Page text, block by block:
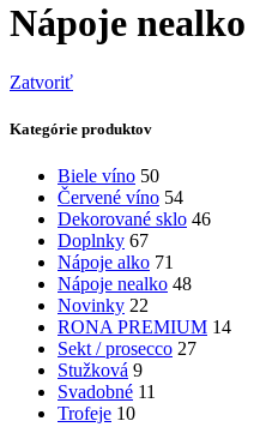
Nápoje nealko
Zatvoriť
Kategórie produktov
Biele víno 50
Červené víno 54
Dekorované sklo 46
Doplnky 67
Nápoje alko 71
Nápoje nealko 48
Novinky 22
RONA PREMIUM 14
Sekt / prosecco 27
Stužková 9
Svadobné 11
Trofeje 10